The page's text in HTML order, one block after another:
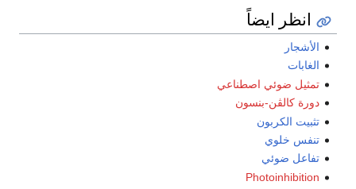
ايضاً
ضوئي اصطناعي
كالڤن-بنسون
الكربون
خلوي
ضوئي